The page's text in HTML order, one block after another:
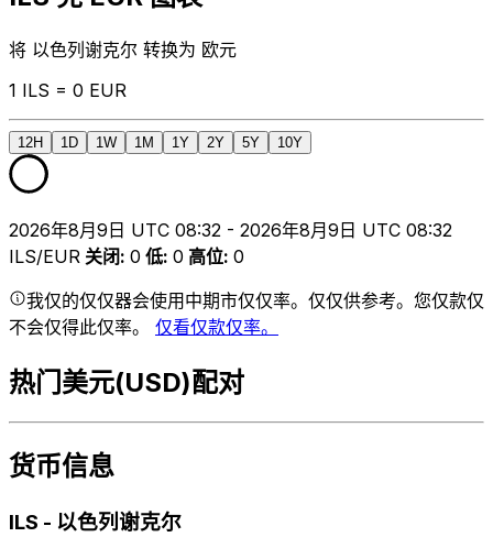
将 以色列谢克尔 转换为 欧元
1 ILS = 0 EUR
12H 1D 1W 1M 1Y 2Y 5Y 10Y
2026年8月9日 UTC 08:32 - 2026年8月9日 UTC 08:32
ILS/EUR 关闭: 0 低: 0 高位: 0
我仅的仅仅器会使用中期市仅仅率。仅仅供参考。您仅款仅
不会仅得此仅率。 仅看仅款仅率。
热门美元(USD)配对
货币信息
ILS - 以色列谢克尔